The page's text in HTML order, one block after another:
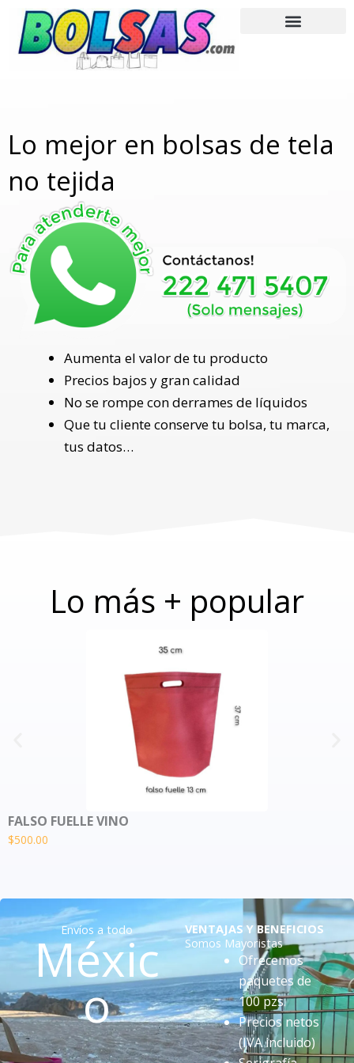
contenido
Lo mejor en bolsas de tela
no tejida
Aumenta el valor de tu producto
Precios bajos y gran calidad
No se rompe con derrames de líquidos
Que tu cliente conserve tu bolsa, tu marca,
tus datos…
Lo más + popular
FALSO FUELLE VINO
$500.00
Envíos a todo
Méxic
o
VENTAJAS Y BENEFICIOS
Somos Mayoristas
Ofrecemos
paquetes de
100 pzs.
Precios netos
(IVA incluido)